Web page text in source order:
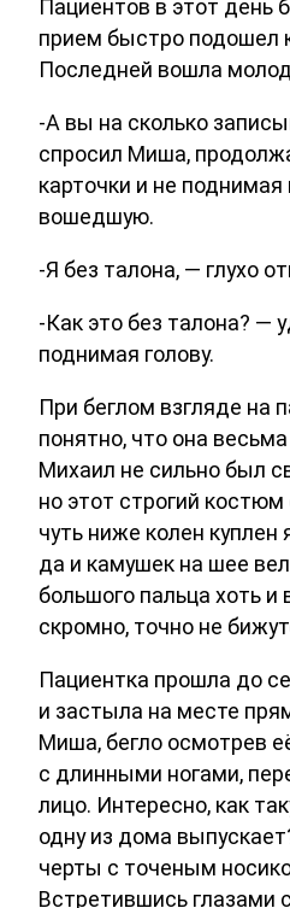
Пациентов в этот день
прием быстро подошел
Последней вошла
-А вы на сколько
спросил Миша,
карточки и не поднимая
вошедшую.
-Я без талона, — глухо
-Как это без талона? —
поднимая голову.
При беглом взгляде на
понятно, что она
Михаил не сильно был
но этот строгий костюм
чуть ниже колен куплен
да и камушек на шее
большого пальца хоть и
скромно, точно не
Пациентка прошла до
и застыла на месте
Миша, бегло осмотрев
с длинными ногами,
лицо. Интересно, как
одну из дома
черты с точеным
Встретившись глазами